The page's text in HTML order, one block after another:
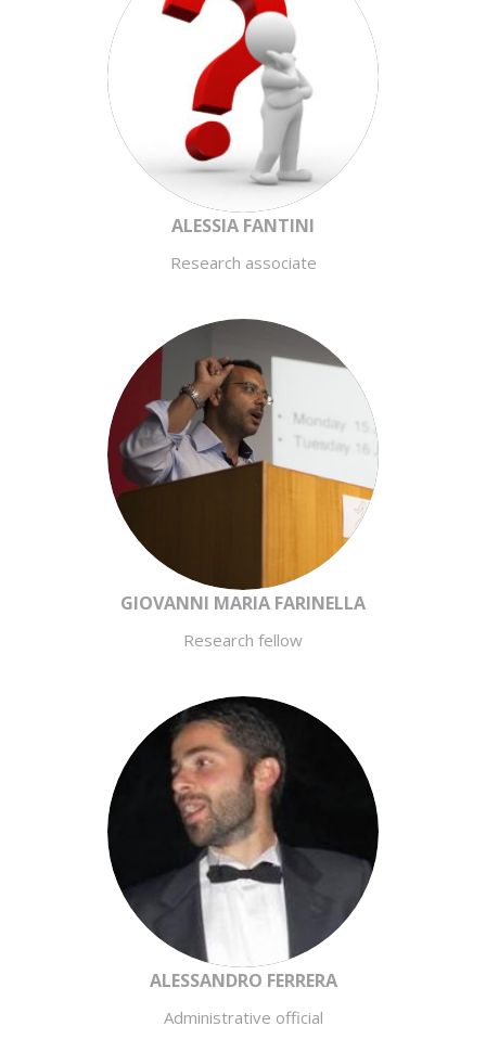
ALESSIA FANTINI
Research associate
GIOVANNI MARIA FARINELLA
Research fellow
ALESSANDRO FERRERA
Administrative official